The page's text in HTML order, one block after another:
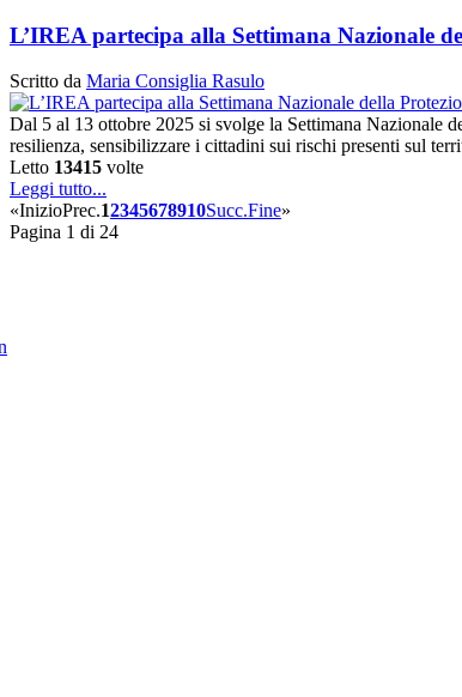
L’IREA partecipa alla Settimana Nazionale
Scritto da Maria Consiglia Rasulo
Dal 5 al 13 ottobre 2025 si svolge la Settimana Nazionale
resilienza, sensibilizzare i cittadini sui rischi presenti sul
Letto 13415 volte
Leggi tutto...
«InizioPrec.12345678910Succ.Fine»
Pagina 1 di 24